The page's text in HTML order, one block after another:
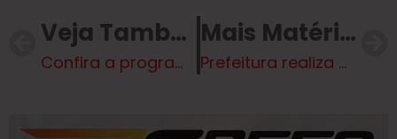
Veja Também
Confira a programação para o aniversário de 71 anos de Água Clara
Mais Matérias
Prefeitura realiza Audiência Pública de prestação de contas da saúde